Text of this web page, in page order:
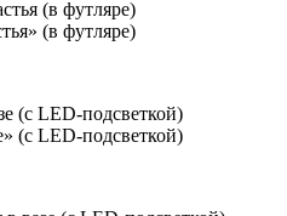
(в фут­ля­ре)
(с LED-под­свет­кой)